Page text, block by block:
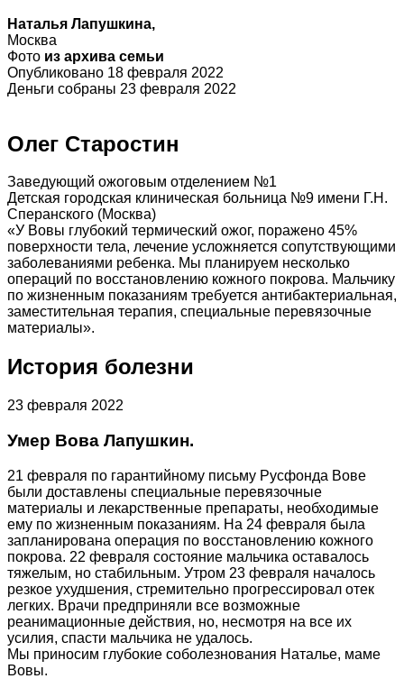
Наталья Лапушкина,
Москва
Фото из архива семьи
Опубликовано 18 февраля 2022
Деньги собраны 23 февраля 2022
Олег Старостин
Заведующий ожоговым отделением №1
Детская городская клиническая больница №9 имени Г.Н.
Сперанского (Москва)
«У Вовы глубокий термический ожог, поражено 45%
поверхности тела, лечение усложняется сопутствующими
заболеваниями ребенка. Мы планируем несколько
операций по восстановлению кожного покрова. Мальчику
по жизненным показаниям требуется антибактериальная,
заместительная терапия, специальные перевязочные
материалы».
История болезни
23 февраля 2022
Умер Вова Лапушкин.
21 февраля по гарантийному письму Русфонда Вове
были доставлены специальные перевязочные
материалы и лекарственные препараты, необходимые
ему по жизненным показаниям. На 24 февраля была
запланирована операция по восстановлению кожного
покрова. 22 февраля состояние мальчика оставалось
тяжелым, но стабильным. Утром 23 февраля началось
резкое ухудшения, стремительно прогрессировал отек
легких. Врачи предприняли все возможные
реанимационные действия, но, несмотря на все их
усилия, спасти мальчика не удалось.
Мы приносим глубокие соболезнования Наталье, маме
Вовы.